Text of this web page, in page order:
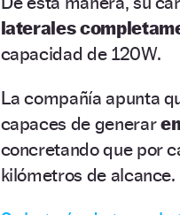
laterales
capacidad de 120W.
La compañía apunta
capaces de generar
concretando que por
kilómetros de alcance.